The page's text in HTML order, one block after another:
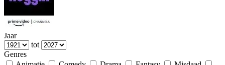
Jaar
tot
Genres